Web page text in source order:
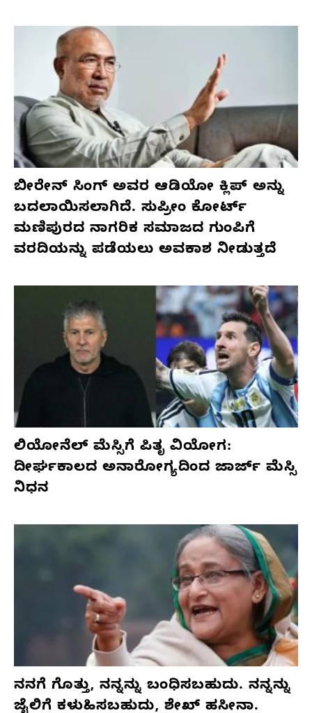
ಬೀರೇನ್ ಸಿಂಗ್ ಅವರ ಆಡಿಯೋ ಕ್ಲಿಪ್ ಅನ್ನು
ಬದಲಾಯಿಸಲಾಗಿದೆ. ಸುಪ್ರೀಂ ಕೋರ್ಟ್
ಮಣಿಪುರದ ನಾಗರಿಕ ಸಮಾಜದ ಗುಂಪಿಗೆ
ವರದಿಯನ್ನು ಪಡೆಯಲು ಅವಕಾಶ ನೀಡುತ್ತದೆ
ಲಿಯೋನೆಲ್ ಮೆಸ್ಸಿಗೆ ಪಿತೃ ವಿಯೋಗ:
ದೀರ್ಘಕಾಲದ ಅನಾರೋಗ್ಯದಿಂದ ಜಾರ್ಜ್ ಮೆಸ್ಸಿ
ನಿಧನ
ನನಗೆ ಗೊತ್ತು, ನನ್ನನ್ನು ಬಂಧಿಸಬಹುದು. ನನ್ನನ್ನು
ಜೈಲಿಗೆ ಕಳುಹಿಸಬಹುದು, ಶೇಖ್ ಹಸೀನಾ.